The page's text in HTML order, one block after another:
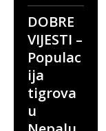
DOBRE
VIJESTI –
Populac
ija
tigrova
u